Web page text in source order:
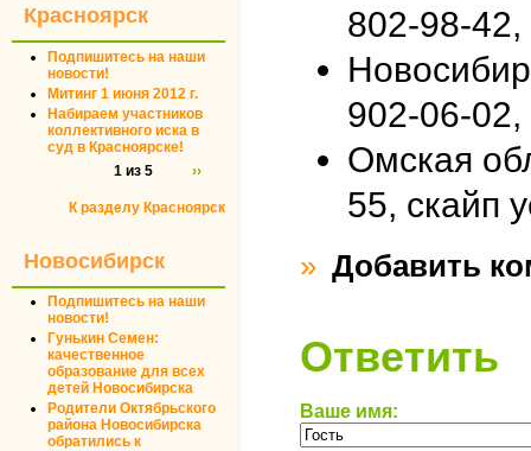
Красноярск
Подпишитесь на наши
новости!
Митинг 1 июня 2012 г.
Набираем участников
коллективного иска в
суд в Красноярске!
1 из 5
››
К разделу Красноярск
Новосибирск
Подпишитесь на наши
новости!
Гунькин Семен:
качественное
образование для всех
детей Новосибирска
Родители Октябрьского
района Новосибирска
обратились к
802-98-42,
902-06-02,
Омская
55, скайп
» Добавить
Ответить
Ваше имя: